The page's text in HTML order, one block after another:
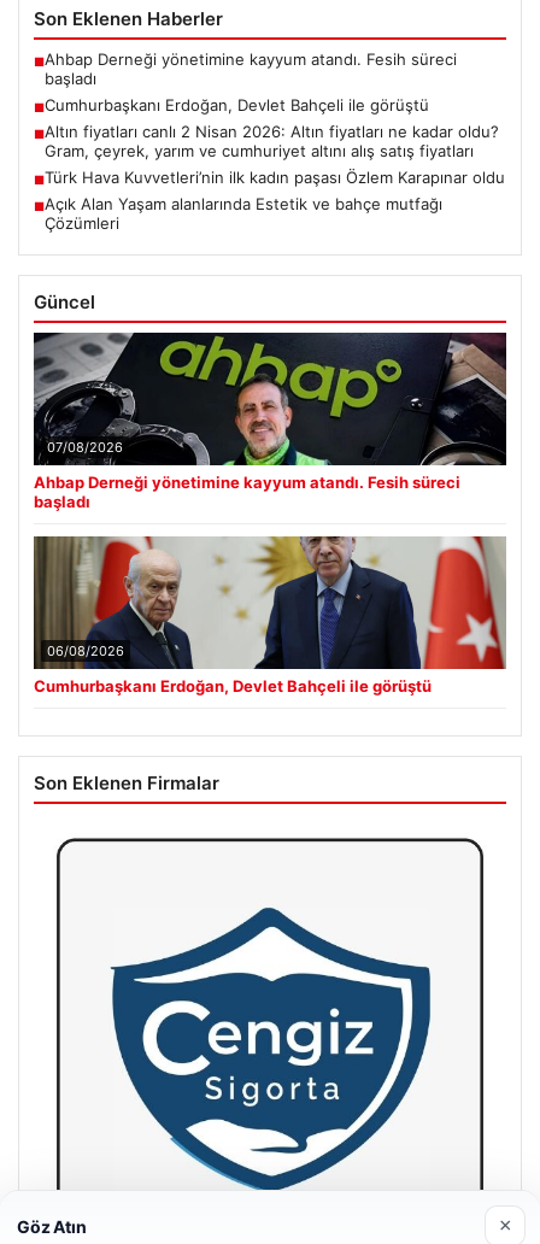
Son Eklenen Haberler
■Ahbap Derneği yönetimine kayyum atandı. Fesih süreci
başladı
■Cumhurbaşkanı Erdoğan, Devlet Bahçeli ile görüştü
■Altın fiyatları canlı 2 Nisan 2026: Altın fiyatları ne kadar oldu?
Gram, çeyrek, yarım ve cumhuriyet altını alış satış fiyatları
■Türk Hava Kuvvetleri’nin ilk kadın paşası Özlem Karapınar oldu
■Açık Alan Yaşam alanlarında Estetik ve bahçe mutfağı
Çözümleri
Güncel
07/08/2026
Ahbap Derneği yönetimine kayyum atandı. Fesih süreci
başladı
06/08/2026
Cumhurbaşkanı Erdoğan, Devlet Bahçeli ile görüştü
Son Eklenen Firmalar
Göz Atın ×